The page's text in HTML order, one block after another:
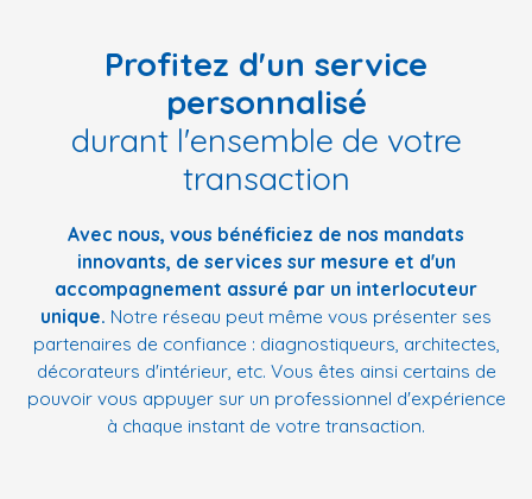
Profitez d'un service
personnalisé
durant l'ensemble de votre
transaction
Avec nous, vous bénéficiez de nos mandats
innovants, de services sur mesure et d'un
accompagnement assuré par un interlocuteur
unique. Notre réseau peut même vous présenter ses
partenaires de confiance : diagnostiqueurs, architectes,
décorateurs d'intérieur, etc. Vous êtes ainsi certains de
pouvoir vous appuyer sur un professionnel d'expérience
à chaque instant de votre transaction.